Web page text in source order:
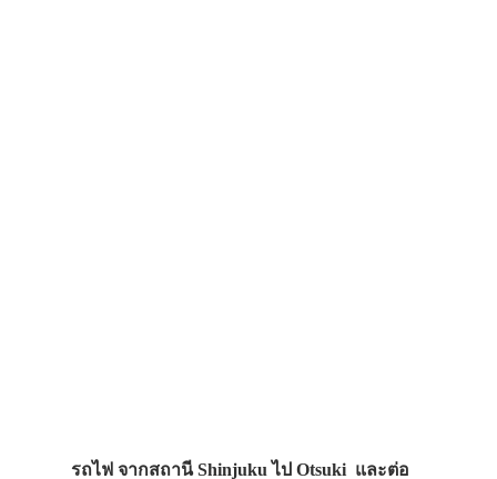
รถไฟ จากสถานี Shinjuku ไป Otsuki และต่อ